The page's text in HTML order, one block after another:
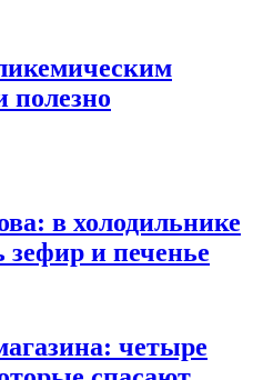
полезно
в холодильнике
зефир и печенье
четыре